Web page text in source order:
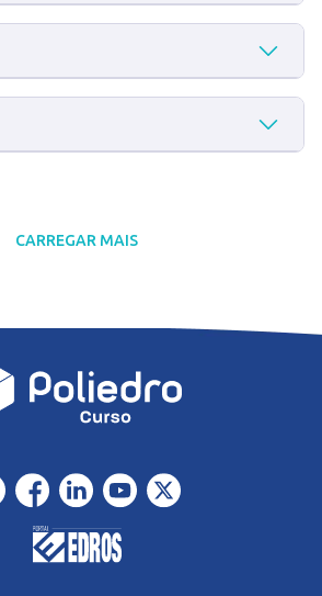
CARREGAR MAIS